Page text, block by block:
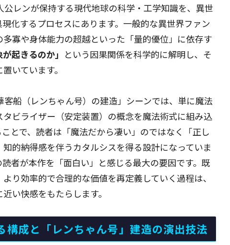
レンが保持する現代地球の科学・工学知識を、異世
化するプロセスにあります。一般的な異世界ファン
寡や身体能力の超越といった「量的優位」に依存す
起きるのか」 という因果関係を科学的に解明し、そ
いています。
船（レンちゃん号）の建造」シーンでは、単に魔法
ビライザー（安定装置）の概念を魔法術式に組み込
とで、読者は「魔法だから凄い」のではなく「正し
的納得感を伴うカタルシスを得る設計になっていま
者が本作を「面白い」と感じる最大の要因です。既
り効率的で合理的な価値を再定義していく過程は、
い快感をもたらします。
構成と「レンちゃん号」建造の演出技法